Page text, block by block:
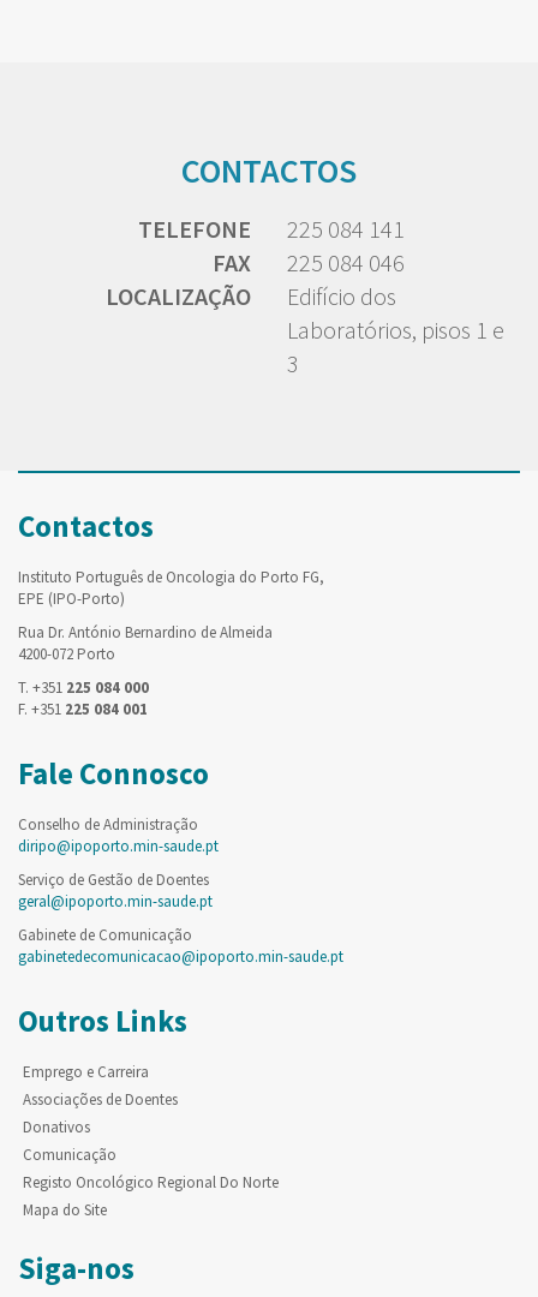
CONTACTOS
TELEFONE
225 084 141
FAX
225 084 046
LOCALIZAÇÃO
Edifício dos
Laboratórios, pisos 1 e
3
Contactos
Instituto Português de Oncologia do Porto FG,
EPE (IPO-Porto)
Rua Dr. António Bernardino de Almeida
4200-072 Porto
T. +351 225 084 000
F. +351 225 084 001
Fale Connosco
Conselho de Administração
diripo@ipoporto.min-saude.pt
Serviço de Gestão de Doentes
geral@ipoporto.min-saude.pt
Gabinete de Comunicação
gabinetedecomunicacao@ipoporto.min-saude.pt
Outros Links
Emprego e Carreira
Associações de Doentes
Donativos
Comunicação
Registo Oncológico Regional Do Norte
Mapa do Site
Siga-nos